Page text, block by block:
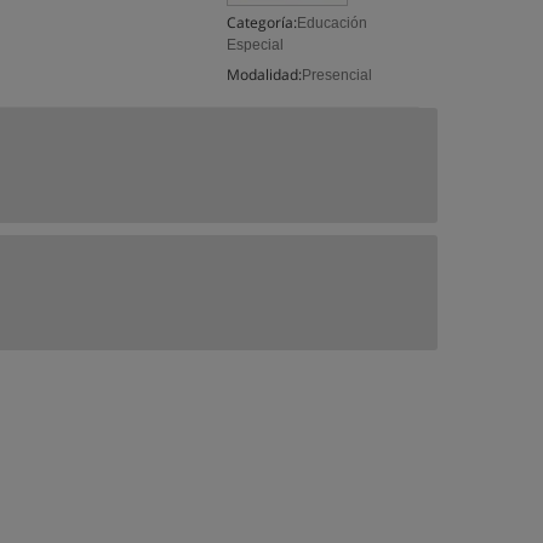
Categoría: Educación
Especial
Modalidad: Presencial